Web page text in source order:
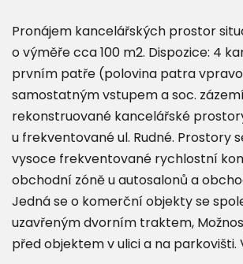
Pronájem kancelářských prostor
o výměře cca 100 m2. Dispozice: 4
prvním patře (polovina patra
samostatným vstupem a soc.
rekonstruované kancelářské
u frekventované ul. Rudné. Prostory
vysoce frekventované rychlostní
obchodní zóně u autosalonů a
Jedná se o komerční objekty se
uzavřeným dvorním traktem,
před objektem v ulici a na parkovišti.